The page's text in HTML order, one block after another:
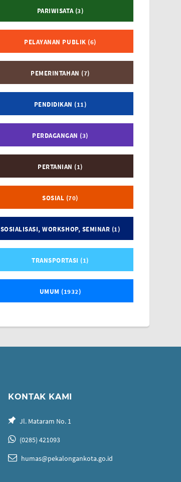
PARIWISATA (3)
PELAYANAN PUBLIK (6)
PEMERINTAHAN (7)
PENDIDIKAN (11)
PERDAGANGAN (3)
PERTANIAN (1)
SOSIAL (70)
SOSIALISASI, WORKSHOP, SEMINAR (1)
TRANSPORTASI (1)
UMUM (1932)
KONTAK KAMI
Jl. Mataram No. 1
(0285) 421093
humas@pekalongankota.go.id